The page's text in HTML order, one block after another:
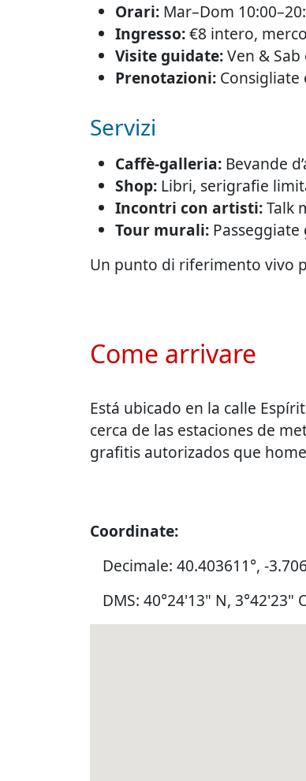
Orari: Mar–Dom
Ingresso:€8 intero,
Visite guidate:Ven &
Prenotazioni: Consigliate
Servizi
Caffè-galleria: Bevande
Shop: Libri, serigrafie
Incontri con artisti:Talk
Tour murali:
Un punto di riferimento vivo
Come arrivare
Está ubicado en la calle
cerca de las estaciones de
grafitis autorizados que
Coordinate:
Decimale: 40.403611°, -
DMS: 40°24'13" N, 3°42'23"